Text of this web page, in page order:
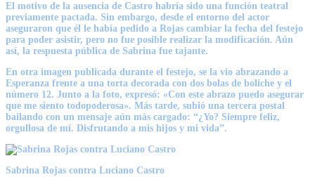
El motivo de la ausencia de Castro habría sido una función teatral
previamente pactada. Sin embargo, desde el entorno del actor
aseguraron que él le había pedido a Rojas cambiar la fecha del festejo
para poder asistir, pero no fue posible realizar la modificación. Aún
así, la respuesta pública de Sabrina fue tajante.
En otra imagen publicada durante el festejo, se la vio abrazando a
Esperanza frente a una torta decorada con dos bolas de boliche y el
número 12. Junto a la foto, expresó: «Con este abrazo puedo asegurar
que me siento todopoderosa». Más tarde, subió una tercera postal
bailando con un mensaje aún más cargado: “¿Yo? Siempre feliz,
orgullosa de mí. Disfrutando a mis hijos y mi vida”.
Sabrina Rojas contra Luciano Castro